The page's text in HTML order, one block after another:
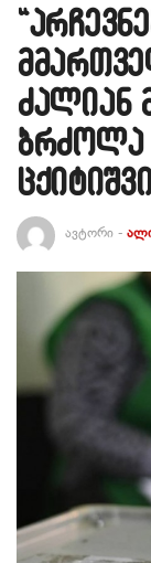
ძალიან
ბრძოლა
ავტორი -